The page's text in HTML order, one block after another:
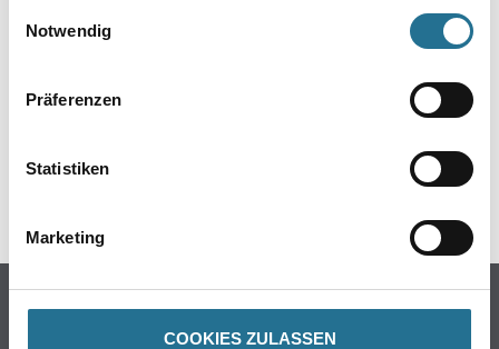
Notwendig
Präferenzen
Statistiken
Marketing
COOKIES ZULASSEN
ZUSATZINFOS
EAN
4006379033218